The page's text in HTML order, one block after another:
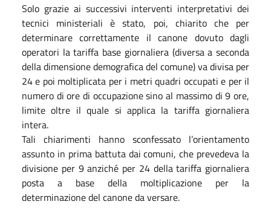
Solo grazie ai successivi interventi interpretativi dei
tecnici ministeriali è stato, poi, chiarito che per
determinare correttamente il canone dovuto dagli
operatori la tariffa base giornaliera (diversa a seconda
della dimensione demografica del comune) va divisa per
24 e poi moltiplicata per i metri quadri occupati e per il
numero di ore di occupazione sino al massimo di 9 ore,
limite oltre il quale si applica la tariffa giornaliera
intera.
Tali chiarimenti hanno sconfessato l’orientamento
assunto in prima battuta dai comuni, che prevedeva la
divisione per 9 anziché per 24 della tariffa giornaliera
posta a base della moltiplicazione per la
determinazione del canone da versare.